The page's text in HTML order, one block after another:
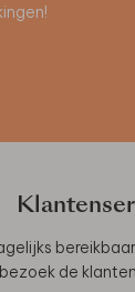
bezoek de